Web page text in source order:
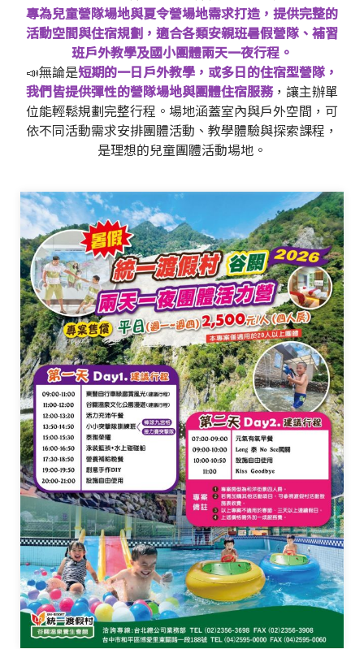
專為兒童營隊場地與夏令營場地需求打造，提供完整的
活動空間與住宿規劃，適合各類安親班暑假營隊、補習
班戶外教學及國小團體兩天一夜行程。
📣無論是短期的一日戶外教學，或多日的住宿型營隊，
我們皆提供彈性的營隊場地與團體住宿服務，讓主辦單
位能輕鬆規劃完整行程。場地涵蓋室內與戶外空間，可
依不同活動需求安排團體活動、教學體驗與探索課程，
是理想的兒童團體活動場地。